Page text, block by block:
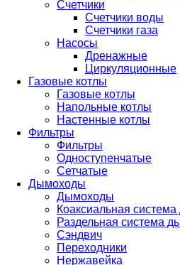
Счетчики
Счетчики воды
Счетчики газа
Насосы
Дренажные
Циркуляционные
Газовые котлы
Газовые котлы
Напольные котлы
Настенные котлы
Фильтры
Фильтры
Одноступенчатые
Сетчатые
Дымоходы
Дымоходы
Коаксиальная
Раздельная система
Сэндвич
Переходники
Нержавейка